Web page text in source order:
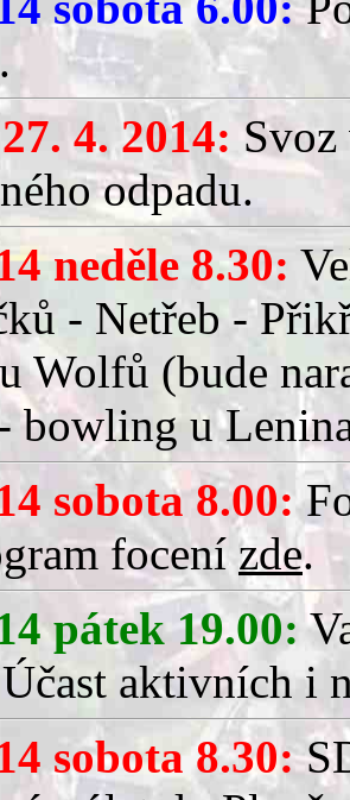
4. 2014: Svoz
odpadu.
neděle 8.30:
- Netřeb -
Wolfů (bude
bowling u
sobota 8.00:
focenízde.
pátek 19.00:
aktivních i
sobota 8.30: